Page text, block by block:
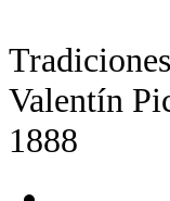
Valentín
1888